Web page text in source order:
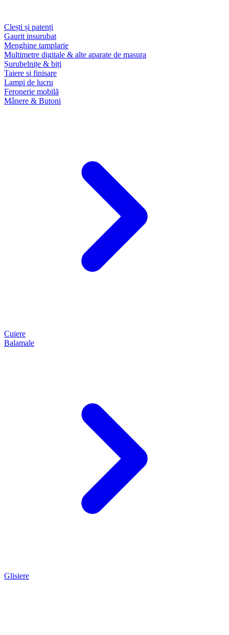
Clești și patenți
Gaurit insurubat
Menghine tamplarie
Multimetre digitale & alte aparate de masura
Șurubelnițe & biți
Taiere si finisare
Lampi de lucru
Feronerie mobilă
Mânere & Butoni
Cuiere
Balamale
Glisiere